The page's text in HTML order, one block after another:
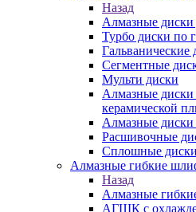
Назад
Алмазные
Турбо диски по
Сегментные
Мульти диски
Алмазные диски
керамической
Алмазные диски
Расшивочные
Сплошные
Алмазные гибкие
Назад
Алмазные
АГШК с